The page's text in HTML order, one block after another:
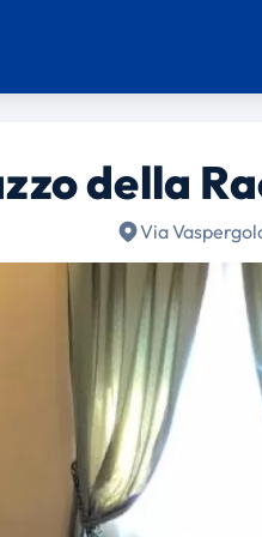
della
Via